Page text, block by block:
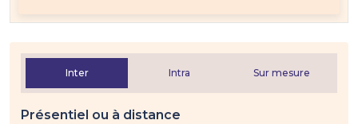
Inter Intra Sur mesure
Présentiel ou à distance